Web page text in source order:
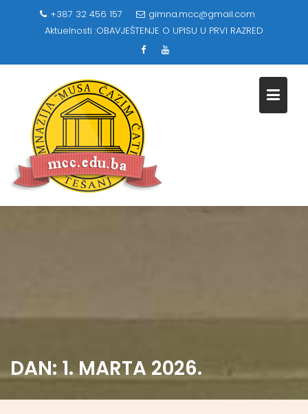
+387 32 456 157
gimna.mcc@gmail.com
Aktuelnosti :OBAVJEŠTENJE O UPISU U PRVI RAZRED
DAN:1. MARTA 2026.